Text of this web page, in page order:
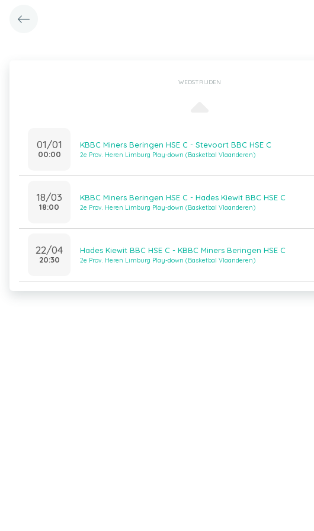
WEDSTRIJDEN
01/01
00:00
KBBC Miners Beringen HSE C - Stevoort BBC HSE C
2e Prov. Heren Limburg Play-down (Basketbal Vlaanderen)
18/03
18:00
KBBC Miners Beringen HSE C - Hades Kiewit BBC HSE C
2e Prov. Heren Limburg Play-down (Basketbal Vlaanderen)
22/04
20:30
Hades Kiewit BBC HSE C - KBBC Miners Beringen HSE C
2e Prov. Heren Limburg Play-down (Basketbal Vlaanderen)